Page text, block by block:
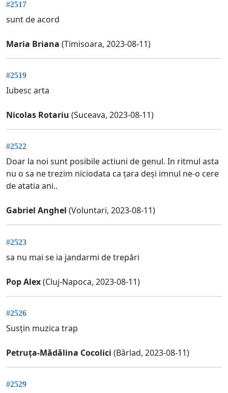
#2517
sunt de acord
Maria Briana (Timisoara, 2023-08-11)
#2519
Iubesc arta
Nicolas Rotariu (Suceava, 2023-08-11)
#2522
Doar la noi sunt posibile actiuni de genul. In ritmul asta
nu o sa ne trezim niciodata ca țara deși imnul ne-o cere
de atatia ani..
Gabriel Anghel (Voluntari, 2023-08-11)
#2523
sa nu mai se ia jandarmi de trepări
Pop Alex(Cluj-Napoca, 2023-08-11)
#2526
Susțin muzica trap
Petruța-Mădălina Cocolici (Bârlad, 2023-08-11)
#2529